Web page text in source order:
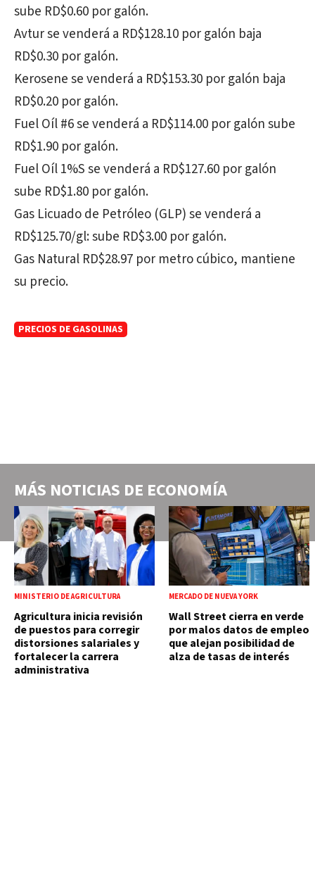
sube RD$0.60 por galón.
Avtur se venderá a RD$128.10 por galón baja
RD$0.30 por galón.
Kerosene se venderá a RD$153.30 por galón baja
RD$0.20 por galón.
Fuel Oíl #6 se venderá a RD$114.00 por galón sube
RD$1.90 por galón.
Fuel Oíl 1%S se venderá a RD$127.60 por galón
sube RD$1.80 por galón.
Gas Licuado de Petróleo (GLP) se venderá a
RD$125.70/gl: sube RD$3.00 por galón.
Gas Natural RD$28.97 por metro cúbico, mantiene
su precio.
PRECIOS DE GASOLINAS
MÁS NOTICIAS DE ECONOMÍA
MINISTERIO DE AGRICULTURA
Agricultura inicia revisión
de puestos para corregir
distorsiones salariales y
fortalecer la carrera
administrativa
MERCADO DE NUEVA YORK
Wall Street cierra en verde
por malos datos de empleo
que alejan posibilidad de
alza de tasas de interés